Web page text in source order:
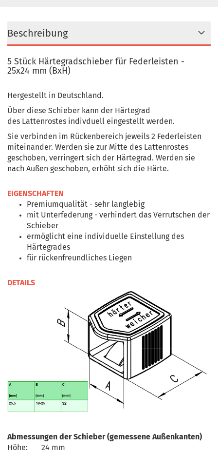
Beschreibung
5 Stück Härtegradschieber für Federleisten -
25x24 mm (BxH)
Hergestellt in Deutschland.
Über diese Schieber kann der Härtegrad
des Lattenrostes indivduell eingestellt werden.
Sie verbinden im Rückenbereich jeweils 2 Federleisten
miteinander. Werden sie zur Mitte des Lattenrostes
geschoben, verringert sich der Härtegrad. Werden sie
nach Außen geschoben, erhöht sich die Härte.
EIGENSCHAFTEN
Premiumqualität - sehr langlebig
mit Unterfederung - verhindert das Verrutschen der
Schieber
ermöglicht eine individuelle Einstellung des
Härtegrades
für rückenfreundliches Liegen
DETAILS
Abmessungen der Schieber (gemessene Außenkanten)
Höhe:
24 mm